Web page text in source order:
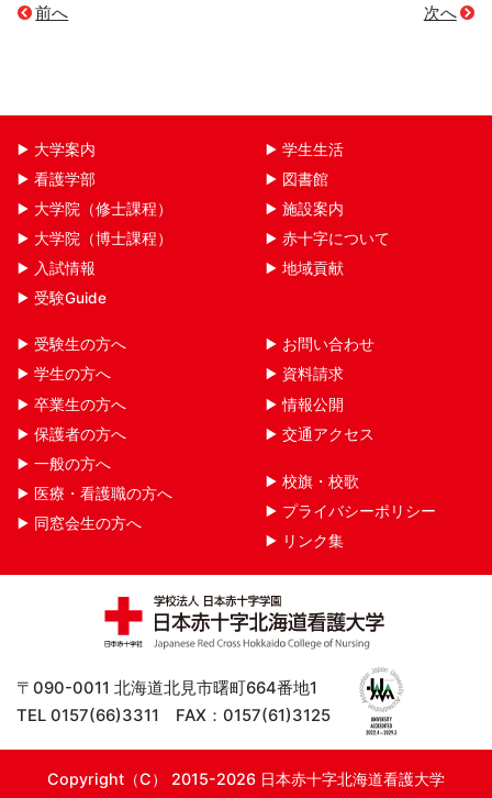
前へ 次へ
大学案内
看護学部
大学院（修士課程）
大学院（博士課程）
入試情報
受験Guide
学生生活
図書館
施設案内
赤十字について
地域貢献
受験生の方へ
学生の方へ
卒業生の方へ
保護者の方へ
一般の方へ
医療・看護職の方へ
同窓会生の方へ
お問い合わせ
資料請求
情報公開
交通アクセス
校旗・校歌
プライバシーポリシー
リンク集
〒090-0011 北海道北見市曙町664番地1
TEL 0157(66)3311 FAX：0157(61)3125
Copyright（C） 2015-2026 日本赤十字北海道看護大学